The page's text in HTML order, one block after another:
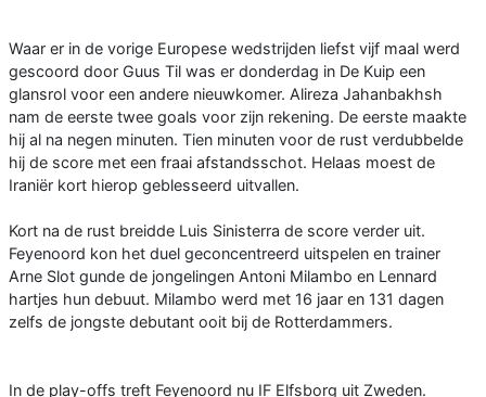
Waar er in de vorige Europese wedstrijden liefst vijf maal werd
gescoord door Guus Til was er donderdag in De Kuip een
glansrol voor een andere nieuwkomer. Alireza Jahanbakhsh
nam de eerste twee goals voor zijn rekening. De eerste maakte
hij al na negen minuten. Tien minuten voor de rust verdubbelde
hij de score met een fraai afstandsschot. Helaas moest de
Iraniër kort hierop geblesseerd uitvallen.
Kort na de rust breidde Luis Sinisterra de score verder uit.
Feyenoord kon het duel geconcentreerd uitspelen en trainer
Arne Slot gunde de jongelingen Antoni Milambo en Lennard
hartjes hun debuut. Milambo werd met 16 jaar en 131 dagen
zelfs de jongste debutant ooit bij de Rotterdammers.
In de play-offs treft Feyenoord nu IF Elfsborg uit Zweden.